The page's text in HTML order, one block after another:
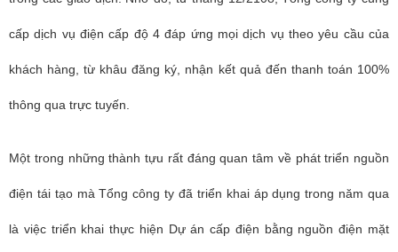
cấp dịch vụ điện cấp độ 4 đáp ứng mọi dịch vụ theo yêu cầu của
khách hàng, từ khâu đăng ký, nhận kết quả đến thanh toán 100%
thông qua trực tuyến.
Một trong những thành tựu rất đáng quan tâm về phát triển nguồn
điện tái tạo mà Tổng công ty đã triển khai áp dụng trong năm qua
là việc triển khai thực hiện Dự án cấp điện bằng nguồn điện mặt